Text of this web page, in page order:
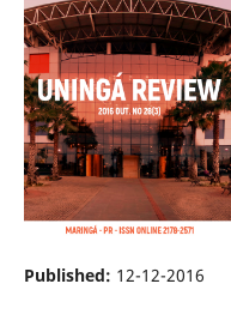
Published: 12-12-2016